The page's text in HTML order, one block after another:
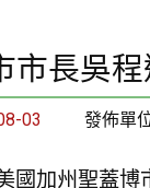
市長吳
03 發佈單
國加州聖蓋